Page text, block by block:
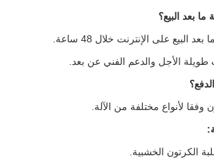
طويلة الأجل والدعم الفني عن بعد.